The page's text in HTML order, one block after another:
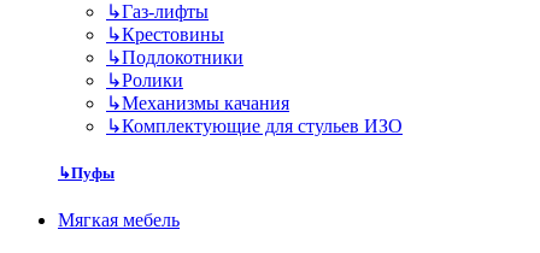
↳Газ-лифты
↳Крестовины
↳Подлокотники
↳Ролики
↳Механизмы качания
↳Комплектующие для стульев ИЗО
↳Пуфы
Мягкая мебель